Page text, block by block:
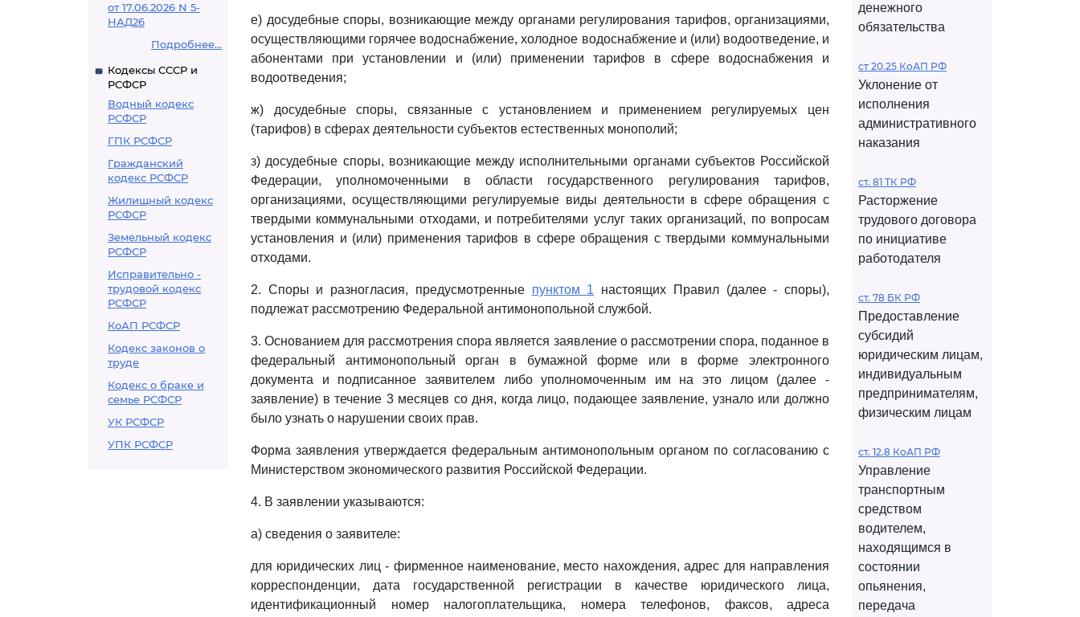
от 17.06.2026 N 5-
НАД26
Подробнее...
Кодексы СССР и
РСФСР
Водный кодекс
РСФСР
ГПК РСФСР
Гражданский
кодекс РСФСР
Жилищный кодекс
РСФСР
Земельный кодекс
РСФСР
Исправительно -
трудовой кодекс
РСФСР
КоАП РСФСР
Кодекс законов о
труде
Кодекс о браке и
семье РСФСР
УК РСФСР
УПК РСФСР
е) досудебные споры, возникающие между органами регулирования тарифов, организациями,
осуществляющими горячее водоснабжение, холодное водоснабжение и (или) водоотведение, и
абонентами при установлении и (или) применении тарифов в сфере водоснабжения и
водоотведения;
ж) досудебные споры, связанные с установлением и применением регулируемых цен
(тарифов) в сферах деятельности субъектов естественных монополий;
з) досудебные споры, возникающие между исполнительными органами субъектов Российской
Федерации, уполномоченными в области государственного регулирования тарифов,
организациями, осуществляющими регулируемые виды деятельности в сфере обращения с
твердыми коммунальными отходами, и потребителями услуг таких организаций, по вопросам
установления и (или) применения тарифов в сфере обращения с твердыми коммунальными
отходами.
2. Споры и разногласия, предусмотренные пунктом 1 настоящих Правил (далее - споры),
подлежат рассмотрению Федеральной антимонопольной службой.
3. Основанием для рассмотрения спора является заявление о рассмотрении спора, поданное в
федеральный антимонопольный орган в бумажной форме или в форме электронного
документа и подписанное заявителем либо уполномоченным им на это лицом (далее -
заявление) в течение 3 месяцев со дня, когда лицо, подающее заявление, узнало или должно
было узнать о нарушении своих прав.
Форма заявления утверждается федеральным антимонопольным органом по согласованию с
Министерством экономического развития Российской Федерации.
4. В заявлении указываются:
а) сведения о заявителе:
для юридических лиц - фирменное наименование, место нахождения, адрес для направления
корреспонденции, дата государственной регистрации в качестве юридического лица,
идентификационный номер налогоплательщика, номера телефонов, факсов, адреса
денежного
обязательства
ст 20.25 КоАП РФ
Уклонение от
исполнения
административного
наказания
ст. 81 ТК РФ
Расторжение
трудового договора
по инициативе
работодателя
ст. 78 БК РФ
Предоставление
субсидий
юридическим лицам,
индивидуальным
предпринимателям,
физическим лицам
ст. 12.8 КоАП РФ
Управление
транспортным
средством
водителем,
находящимся в
состоянии
опьянения,
передача